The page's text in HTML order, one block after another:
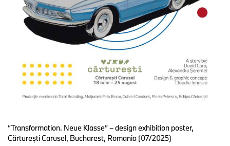
“Transformation. Neue Klasse” – design exhibition poster,
Cărtureşti Carusel, Bucharest, Romania (07/2025)